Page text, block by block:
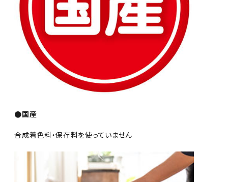
●国産
合成着色料・保存料を使っていません